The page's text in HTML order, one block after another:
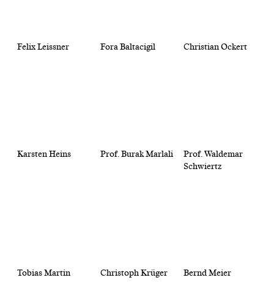
Felix Leissner Fora Baltacigil Christian Ockert
Karsten Heins Prof. Burak Marlali
Prof. Waldemar
Schwiertz
Tobias Martin Christoph Krüger Bernd Meier